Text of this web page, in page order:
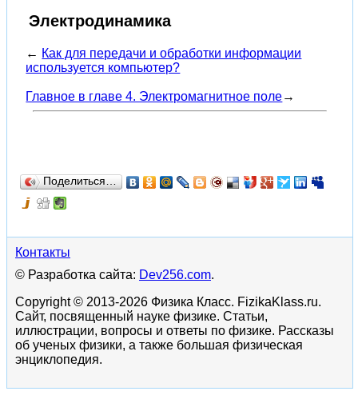
Электродинамика
← Как для передачи и обработки информации
используется компьютер?
Главное в главе 4. Электромагнитное поле→
Поделиться…
Контакты
© Разработка сайта: Dev256.com.
Copyright © 2013-2026 Физика Класс. FizikaKlass.ru.
Сайт, посвященный науке физике. Статьи,
иллюстрации, вопросы и ответы по физике. Рассказы
об ученых физики, а также большая физическая
энциклопедия.